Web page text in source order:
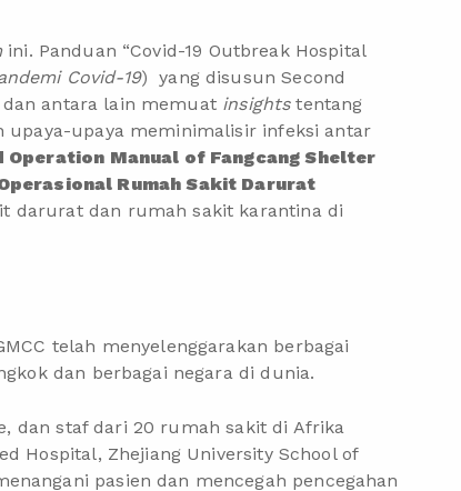
ini. Panduan “Covid-19 Outbreak Hospital
Covid-19) yang disusun Second
dan antara lain memuat insightstentang
upaya-upaya meminimalisir infeksi antar
Manual of Fangcang Shelter
Rumah Sakit Darurat
darurat dan rumah sakit karantina di
telah menyelenggarakan berbagai
dan berbagai negara di dunia.
dan staf dari 20 rumah sakit di Afrika
Hospital, Zhejiang University School of
pasien dan mencegah pencegahan